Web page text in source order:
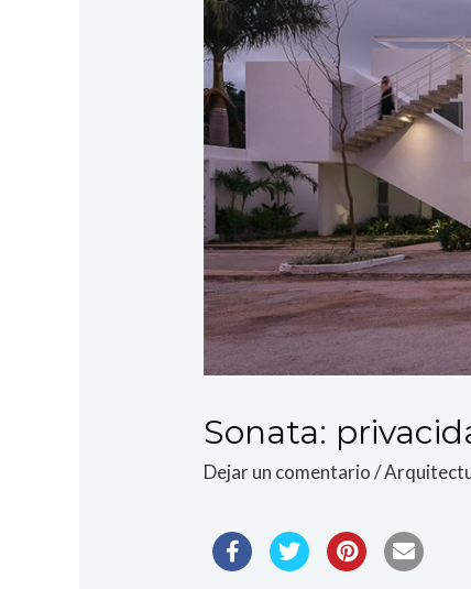
Sonata:
Dejar un comentario /